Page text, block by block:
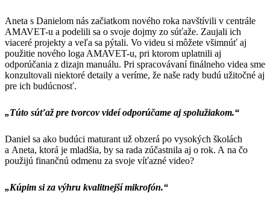
Aneta s Danielom nás začiatkom nového roka navštívili v centrále
AMAVET-u a podelili sa o svoje dojmy zo súťaže. Zaujali ich
viaceré projekty a veľa sa pýtali. Vo videu si môžete všimnúť aj
použitie nového loga AMAVET-u, pri ktorom uplatnili aj
odporúčania z dizajn manuálu. Pri spracovávaní finálneho videa sme
konzultovali niektoré detaily a veríme, že naše rady budú užitočné aj
pre ich budúcnosť.
„Túto súťaž pre tvorcov videí odporúčame aj spolužiakom.“
Daniel sa ako budúci maturant už obzerá po vysokých školách
a Aneta, ktorá je mladšia, by sa rada zúčastnila aj o rok. A na čo
použijú finančnú odmenu za svoje víťazné video?
„Kúpim si za výhru kvalitnejší mikrofón.“